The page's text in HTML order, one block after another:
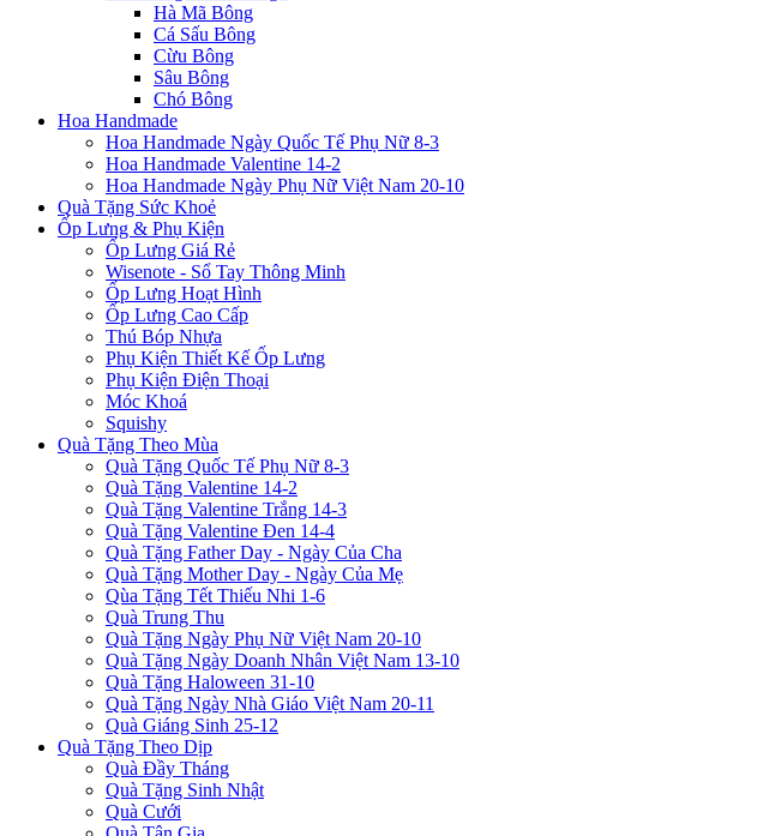
Hà Mã Bông
Cá Sấu Bông
Cừu Bông
Sâu Bông
Chó Bông
Hoa Handmade
Hoa Handmade Ngày Quốc Tế Phụ Nữ 8-3
Hoa Handmade Valentine 14-2
Hoa Handmade Ngày Phụ Nữ Việt Nam 20-10
Quà Tặng Sức Khoẻ
Ốp Lưng & Phụ Kiện
Ốp Lưng Giá Rẻ
Wisenote - Sổ Tay Thông Minh
Ốp Lưng Hoạt Hình
Ốp Lưng Cao Cấp
Thú Bóp Nhựa
Phụ Kiện Thiết Kế Ốp Lưng
Phụ Kiện Điện Thoại
Móc Khoá
Squishy
Quà Tặng Theo Mùa
Quà Tặng Quốc Tế Phụ Nữ 8-3
Quà Tặng Valentine 14-2
Quà Tặng Valentine Trắng 14-3
Quà Tặng Valentine Đen 14-4
Quà Tặng Father Day - Ngày Của Cha
Quà Tặng Mother Day - Ngày Của Mẹ
Qùa Tặng Tết Thiếu Nhi 1-6
Quà Trung Thu
Quà Tặng Ngày Phụ Nữ Việt Nam 20-10
Quà Tặng Ngày Doanh Nhân Việt Nam 13-10
Quà Tặng Haloween 31-10
Quà Tặng Ngày Nhà Giáo Việt Nam 20-11
Quà Giáng Sinh 25-12
Quà Tặng Theo Dịp
Quà Đầy Tháng
Quà Tặng Sinh Nhật
Quà Cưới